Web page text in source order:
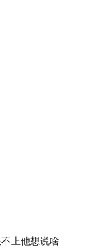
副总裁, 深度学
(CNCF)
合创始人兼 CTO
上他想说啥